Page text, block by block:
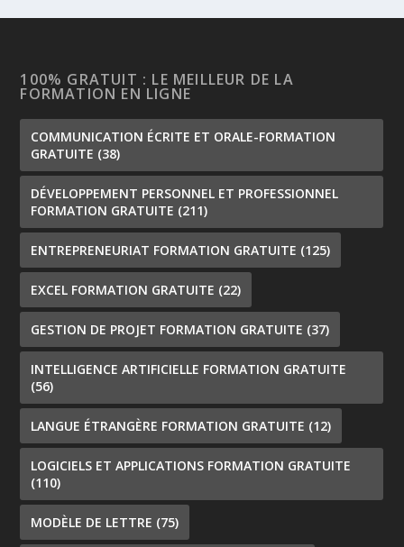
100% GRATUIT : LE MEILLEUR DE LA
FORMATION EN LIGNE
COMMUNICATION ÉCRITE ET ORALE-FORMATION
GRATUITE (38)
DÉVELOPPEMENT PERSONNEL ET PROFESSIONNEL
FORMATION GRATUITE (211)
ENTREPRENEURIAT FORMATION GRATUITE (125)
EXCEL FORMATION GRATUITE (22)
GESTION DE PROJET FORMATION GRATUITE (37)
INTELLIGENCE ARTIFICIELLE FORMATION GRATUITE
(56)
LANGUE ÉTRANGÈRE FORMATION GRATUITE (12)
LOGICIELS ET APPLICATIONS FORMATION GRATUITE
(110)
MODÈLE DE LETTRE (75)